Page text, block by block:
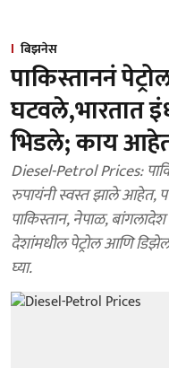
बिझनेस
पाकिस्ताननं
घटवले,भारतात
भिडले; काय
Diesel-Petrol Prices:
रुपायंनी स्वस्त झाले आहेत,
पाकिस्तान, नेपाळ,
देशांमधील पेट्रोल आणि
घ्या.